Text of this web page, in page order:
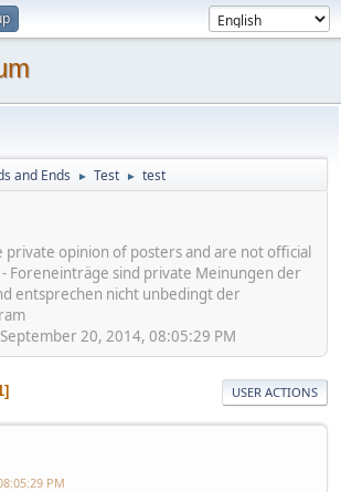
and Ends ► Test ► test
private opinion of posters and are not official
Foreneinträge sind private Meinungen der
entsprechen nicht unbedingt der
20, 2014, 08:05:29 PM
USER ACTIONS
PM